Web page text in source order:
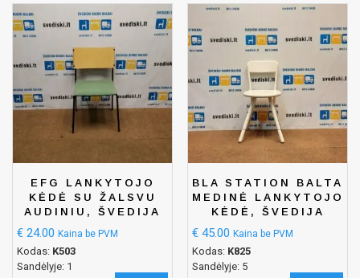
EFG LANKYTOJO
KĖDĖ SU ŽALSVU
AUDINIU, ŠVEDIJA
€ 24.00 Kaina be PVM
Kodas: K503
Sandėlyje: 1
BLA STATION BALTA
MEDINĖ LANKYTOJO
KĖDĖ, ŠVEDIJA
€ 45.00 Kaina be PVM
Kodas: K825
Sandėlyje: 5